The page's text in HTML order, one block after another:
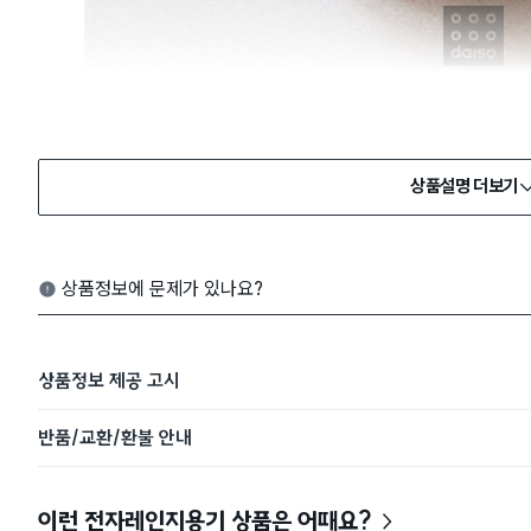
상품설명 더보기
상품정보에 문제가 있나요?
상품정보 제공 고시
반품/교환/환불 안내
이런 전자레인지용기 상품은 어때요?